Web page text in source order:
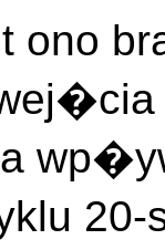
ono
20-